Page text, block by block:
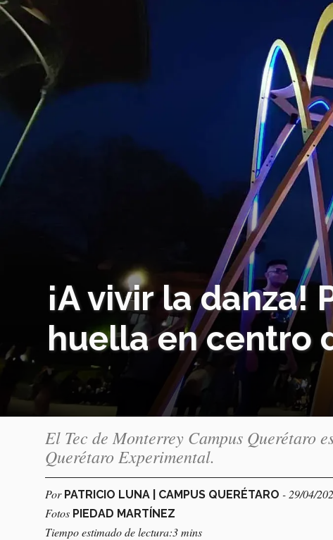
¡A vivir la danza!
huella en centro
El Tec de Monterrey Campus Querétaro
Querétaro Experimental.
Por PATRICIO LUNA | CAMPUS QUERÉTARO - 29/04/
Fotos PIEDAD MARTÍNEZ
Tiempo estimado de lectura:3 mins